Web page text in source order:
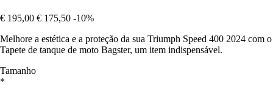
€ 195,00 € 175,50 -10%
Melhore a estética e a proteção da sua Triumph Speed 400 2024 com o
Tapete de tanque de moto Bagster, um item indispensável.
Tamanho
*